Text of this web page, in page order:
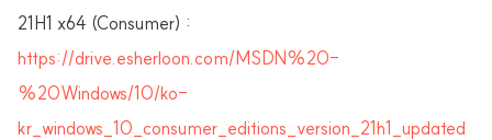
21H1 x64 (Consumer) :
https://drive.esherloon.com/MSDN%20-
%20Windows/10/ko-
kr_windows_10_consumer_editions_version_21h1_updated